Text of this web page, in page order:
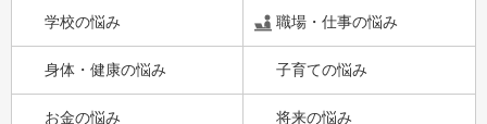
学校の悩み 職場・仕事の悩み
身体・健康の悩み 子育ての悩み
お金の悩み 将来の悩み